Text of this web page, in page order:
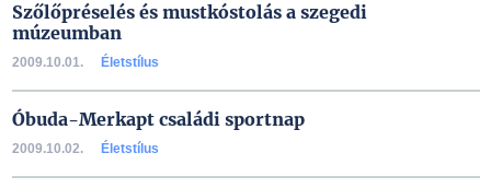
Szőlőpréselés és mustkóstolás a szegedi
múzeumban
2009.10.01. Életstílus
Óbuda-Merkapt családi sportnap
2009.10.02. Életstílus